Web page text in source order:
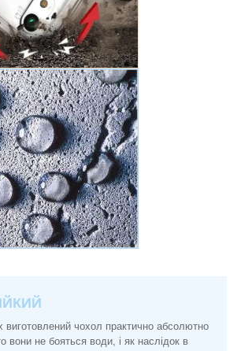
виготовлений чохол практично абсолютно
вони не бояться води, і як наслідок в